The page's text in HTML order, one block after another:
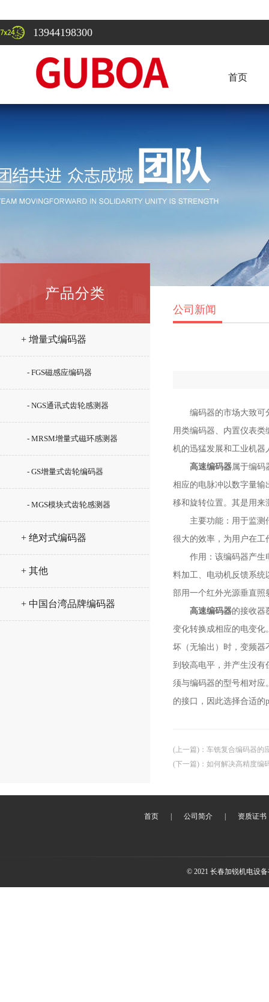
13944198300
首页
产品分类
+ 增量式编码器
- FGS磁感应编码器
- NGS通讯式齿轮感测器
- MRSM增量式磁环感测器
- GS增量式齿轮编码器
- MGS模块式齿轮感测器
+ 绝对式编码器
+ 其他
+ 中国台湾品牌编码器
公司新闻
编码器的市场大致可分
用类编码器、内置仪表
机的迅猛发展和工业机器
高速编码器属于编码
相应的电脉冲以数字量输
移和旋转位置。其是用来
主要功能：用于监测传
很大的效率，为用户在工
作用：该编码器产生电
料加工、电动机反馈系统
部用一个红外光源垂直照
高速编码器的接收器
变化转换成相应的电变化
坏（无输出）时，变频器
到较高电平，并产生没有
须与编码器的型号相对应
的接口，因此选择合适的
(上一篇) ： 车铣复合编码器的
(下一篇) ： 如何解决高精度编
首页 公司简介 资质证书
© 2021 长春加锐机电设